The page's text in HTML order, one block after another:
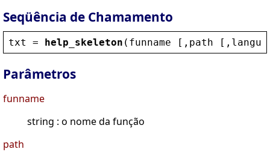
Seqüência de Chamamento
txt = help_skeleton ( funname [, path [,
Parâmetros
funname
string : o nome da função
path